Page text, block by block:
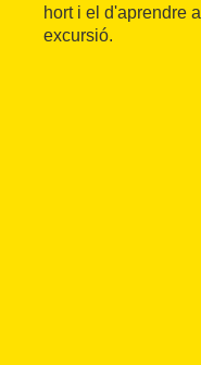
hort i el d'aprendre
excursió.